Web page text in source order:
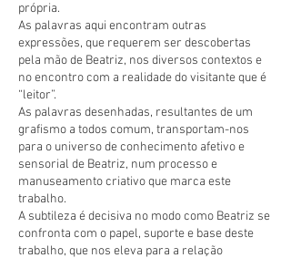
própria.
As palavras aqui encontram outras
expressões, que requerem ser descobertas
pela mão de Beatriz, nos diversos contextos e
no encontro com a realidade do visitante que é
“leitor”.
As palavras desenhadas, resultantes de um
grafismo a todos comum, transportam-nos
para o universo de conhecimento afetivo e
sensorial de Beatriz, num processo e
manuseamento criativo que marca este
trabalho.
A subtileza é decisiva no modo como Beatriz se
confronta com o papel, suporte e base deste
trabalho, que nos eleva para a relação